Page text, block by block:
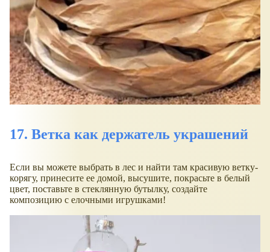
17. Ветка как держатель украшений
Если вы можете выбрать в лес и найти там красивую ветку-
корягу, принесите ее домой, высушите, покрасьте в белый
цвет, поставьте в стеклянную бутылку, создайте
композицию с елочными игрушками!